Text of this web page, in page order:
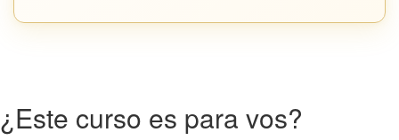
¿Este curso es para vos?